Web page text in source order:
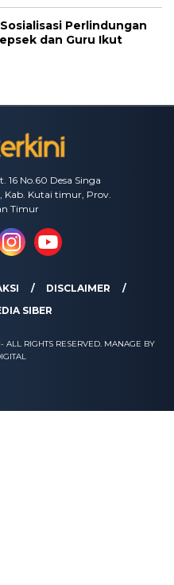
Perlindungan
dan Guru Ikut
16 No.60 Desa Singa
Kab. Kutai timur, Prov.
Timur
DISCLAIMER
SIBER
ALL RIGHTS RESERVED. MANAGE BY